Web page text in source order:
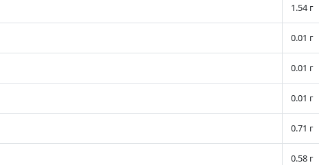
1.54 г
0.01 г
0.01 г
0.01 г
0.71 г
0.58 г